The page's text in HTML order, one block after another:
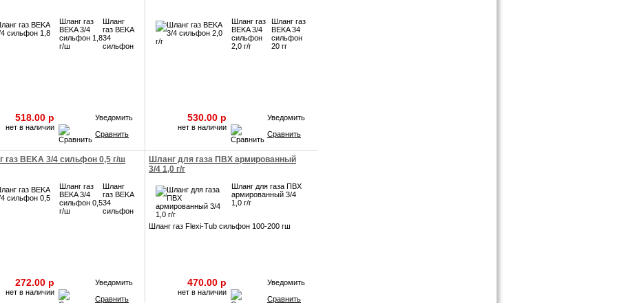
Шланг газ
BEKA 3/4
сильфон 1,8
г/ш
Шланг
газ BEKA
34
сильфон
518.00 p
нет в наличии
Уведомить
Сравнить
Шланг газ
BEKA 3/4
сильфон
2,0 г/г
Шланг газ
BEKA 34
сильфон
20 гг
530.00 p
нет в наличии
Уведомить
Сравнить
газ BEKA 3/4 сильфон 0,5 г/ш
Шланг газ
BEKA 3/4
сильфон 0,5
г/ш
Шланг
газ BEKA
34
сильфон
272.00 p
нет в наличии
Уведомить
Сравнить
Шланг для газа ПВХ армированный
3/4 1,0 г/г
Шланг для газа ПВХ
армированный 3/4
1,0 г/г
Шланг газ Flexi-Tub сильфон 100-200 гш
470.00 p
нет в наличии
Уведомить
Сравнить